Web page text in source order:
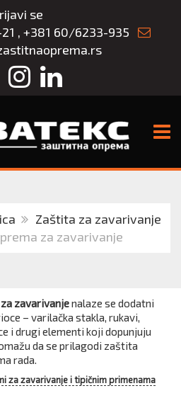
se
, +381 60/6233-935
FacebookInstagram
LinkedIn
Zaštita za zavarivanje
za zavarivanje
zavarivanjenalaze se dodatni
– varilačka stakla, rukavi,
i drugi elementi koji dopunjuju
da se prilagodi zaštita
rada.
za zavarivanje i tipičnim primenama